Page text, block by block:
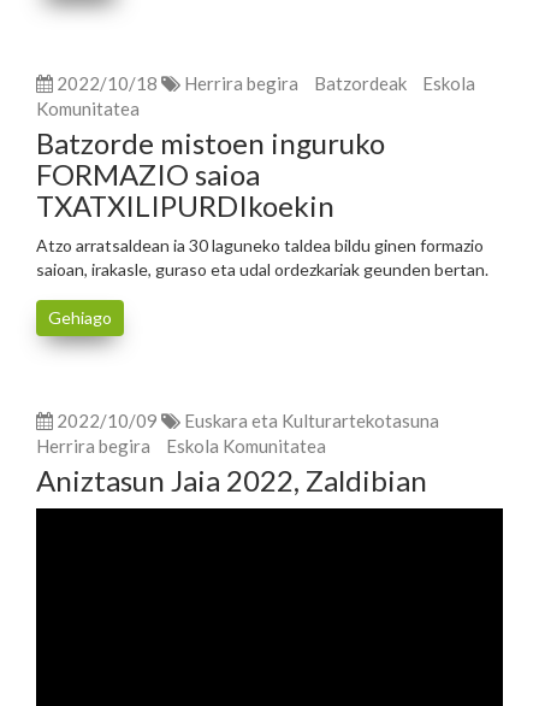
2022/10/18 Herrira begira Batzordeak
Eskola
Komunitatea
Batzorde mistoen inguruko
FORMAZIO saioa
TXATXILIPURDIkoekin
Atzo arratsaldean ia 30 laguneko taldea bildu ginen formazio
saioan, irakasle, guraso eta udal ordezkariak geunden bertan.
Gehiago
2022/10/09
Euskara eta Kulturartekotasuna
Herrira begira
Eskola Komunitatea
Aniztasun Jaia 2022, Zaldibian